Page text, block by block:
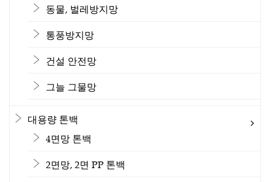
동물, 벌레방지망
통풍방지망
건설 안전망
그늘 그물망
대용량 톤백
4면망 톤백
2면망, 2면 PP 톤백